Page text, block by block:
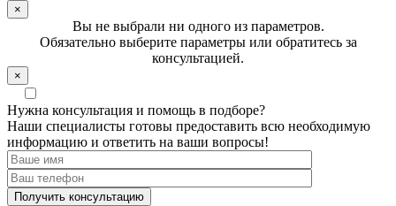
×
Вы не выбрали ни одного из параметров.
Обязательно выберите параметры или обратитесь за
консультацией.
×
Нужна консультация и помощь в подборе?
Наши специалисты готовы предоставить всю необходимую
информацию и ответить на ваши вопросы!